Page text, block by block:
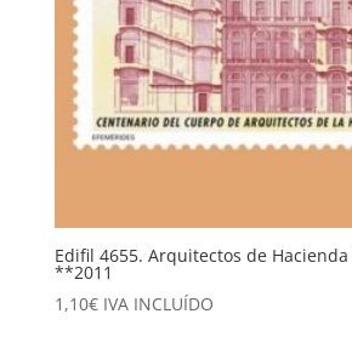
Edifil 4655. Arquitectos de Hacienda
**2011
1,10€ IVA INCLUÍDO